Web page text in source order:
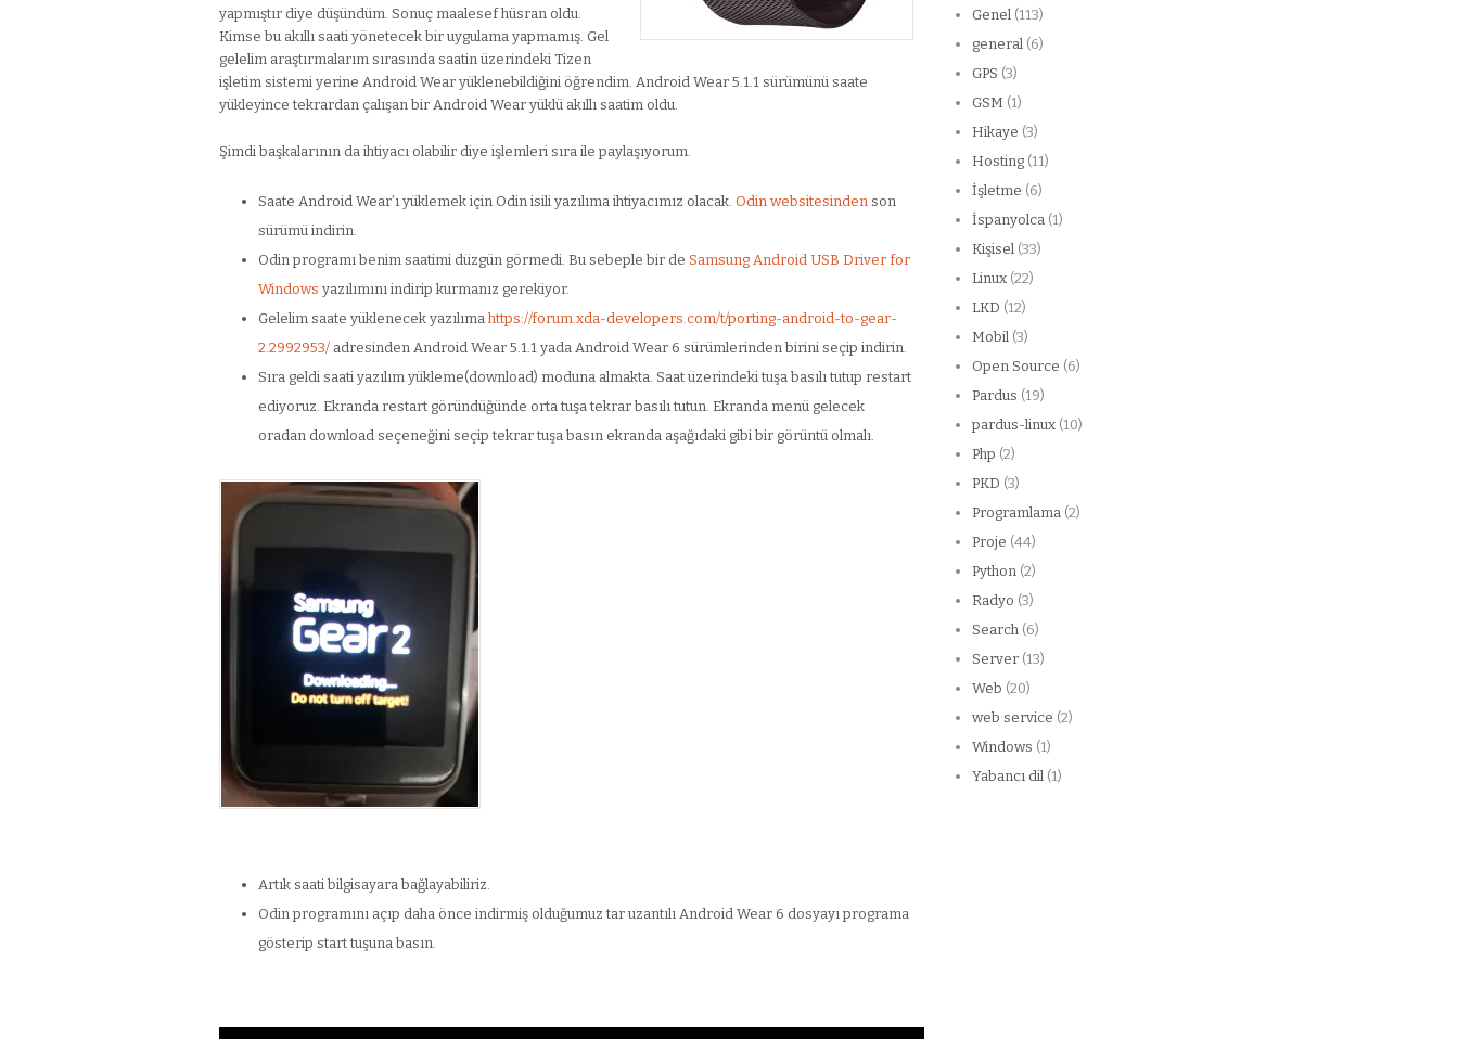
yapmıştır diye düşündüm. Sonuç maalesef hüsran oldu.
Kimse bu akıllı saati yönetecek bir uygulama yapmamış. Gel
gelelim araştırmalarım sırasında saatin üzerindeki Tizen
işletim sistemi yerine Android Wear yüklenebildiğini öğrendim. Android Wear 5.1.1 sürümünü saate
yükleyince tekrardan çalışan bir Android Wear yüklü akıllı saatim oldu.
Şimdi başkalarının da ihtiyacı olabilir diye işlemleri sıra ile paylaşıyorum.
Saate Android Wear’ı yüklemek için Odin isili yazılıma ihtiyacımız olacak.Odin websitesinden son
sürümü indirin.
Odin programı benim saatimi düzgün görmedi. Bu sebeple bir deSamsung Android USB Driver for
Windows yazılımını indirip kurmanız gerekiyor.
Gelelim saate yüklenecek yazılımahttps://forum.xda-developers.com/t/porting-android-to-gear-
2.2992953/ adresinden Android Wear 5.1.1 yada Android Wear 6 sürümlerinden birini seçip indirin.
Sıra geldi saati yazılım yükleme(download) moduna almakta. Saat üzerindeki tuşa basılı tutup restart
ediyoruz. Ekranda restart göründüğünde orta tuşa tekrar basılı tutun. Ekranda menü gelecek
oradan download seçeneğini seçip tekrar tuşa basın ekranda aşağıdaki gibi bir görüntü olmalı.
Artık saati bilgisayara bağlayabiliriz.
Odin programını açıp daha önce indirmiş olduğumuz tar uzantılı Android Wear 6 dosyayı programa
gösterip start tuşuna basın.
Genel (113)
general (6)
GPS (3)
GSM (1)
Hikaye (3)
Hosting (11)
İşletme (6)
İspanyolca (1)
Kişisel (33)
Linux (22)
LKD (12)
Mobil (3)
Open Source (6)
Pardus (19)
pardus-linux (10)
Php (2)
PKD (3)
Programlama (2)
Proje (44)
Python (2)
Radyo (3)
Search (6)
Server (13)
Web (20)
web service (2)
Windows (1)
Yabancı dil (1)